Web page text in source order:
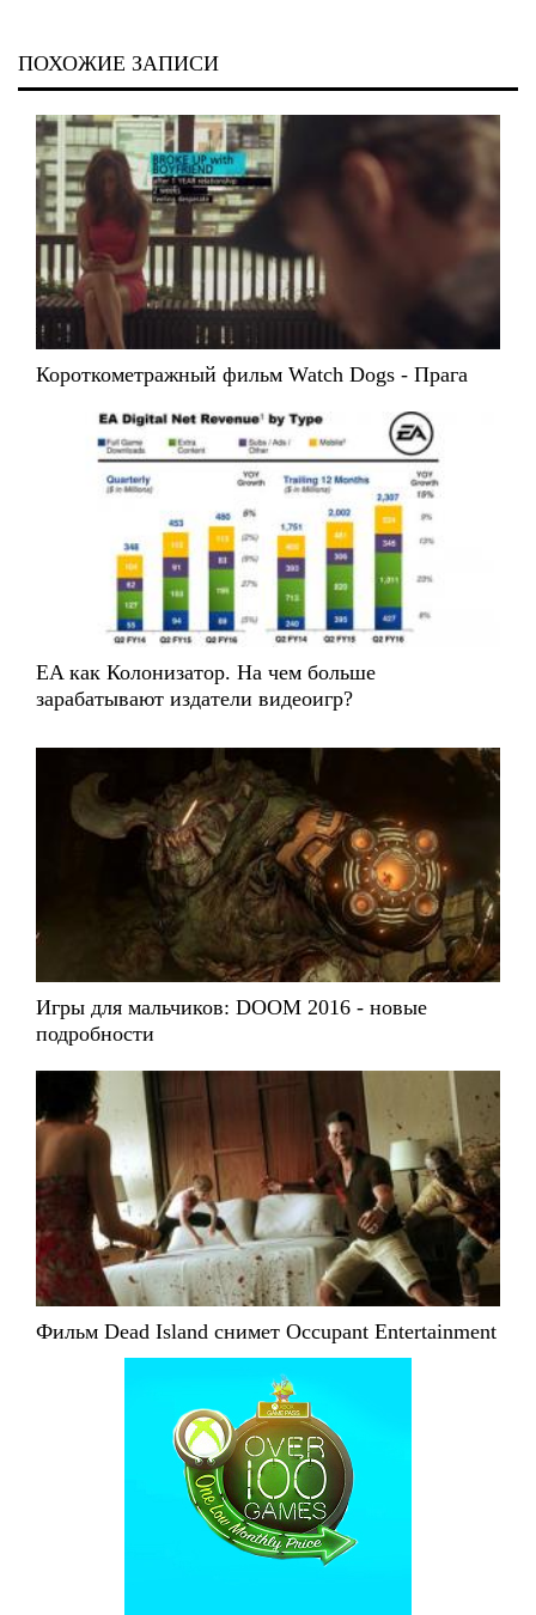
ПОХОЖИЕ ЗАПИСИ
Короткометражный фильм Watch Dogs - Прага
EA как Колонизатор. На чем больше
зарабатывают издатели видеоигр?
Игры для мальчиков: DOOM 2016 - новые
подробности
Фильм Dead Island снимет Occupant Entertainment